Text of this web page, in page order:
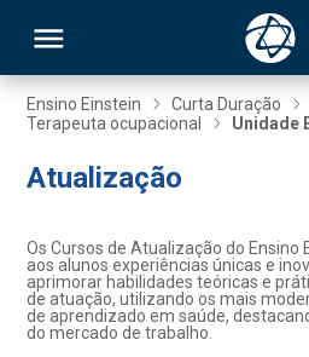
Ensino Einstein Curta Duração
Terapeuta ocupacional
Unidade
Atualização
Os Cursos de Atualização do Ensino
aos alunos experiências únicas e
aprimorar habilidades teóricas e
de atuação, utilizando os mais
de aprendizado em saúde,
do mercado de trabalho.